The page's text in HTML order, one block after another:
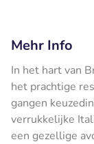
Mehr Info
In het hart van
het prachtige
gangen
verrukkelijke
een gezellige